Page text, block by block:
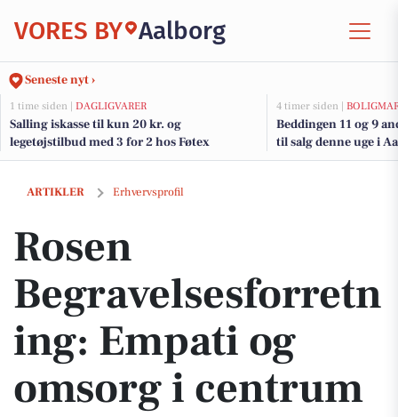
VORES BY Aalborg
Seneste nyt ›
1 time siden | DAGLIGVARER
Salling iskasse til kun 20 kr. og
legetøjstilbud med 3 for 2 hos Føtex
4 timer siden |
Beddingen 11 og 9
til salg denne uge i
her.
ARTIKLER Erhvervsprofil
Rosen Begravelsesforretning: Empati og omsorg i centrum
Rosen
Begravelsesforretn
ing: Empati og
omsorg i centrum